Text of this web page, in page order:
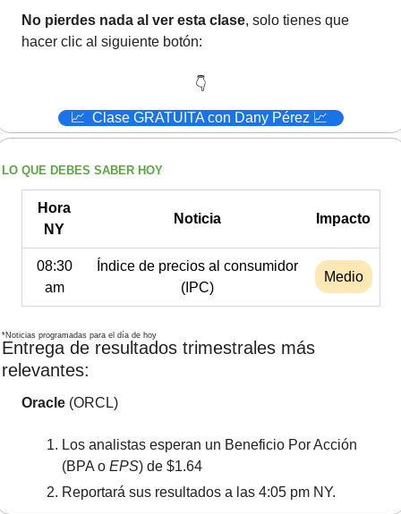
No pierdes nada al ver esta clase, solo tienes que
hacer clic al siguiente botón:
👇
📈
  Clase GRATUITA con Dany Pérez
📈
LO QUE DEBES SABER HOY
Hora
NY
Noticia Impacto
08:30
am
Índice de precios al consumidor
(IPC)
Medio
*Noticias programadas para el día de hoy
Entrega de resultados trimestrales más
relevantes:
Oracle (ORCL)
Los analistas esperan un Beneficio Por Acción
(BPA o EPS) de $1.64
Reportará sus resultados a las 4:05 pm NY.